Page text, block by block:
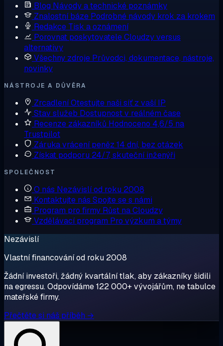
Blog Návody a technické poznámky
Znalostní báze Podrobné návody krok za krokem
Redakce Tisk a oznámení
Porovnat poskytovateleCloudzy versus
alternativy
Všechny zdroje Průvodci, dokumentace, nástroje,
novinky
NÁSTROJE A DŮVĚRA
ZrcadleníOtestujte naši síť z vaší IP
Stav služeb Dostupnost v reálném čase
Recenze zákazníků Hodnoceno 4,6/5 na
Trustpilot
Záruka vrácení peněz 14 dní, bez otázek
Získat podporu 24/7, skuteční inženýři
SPOLEČNOST
O nás Nezávislí od roku 2008
Kontaktujte nás Spojte se s námi
Program pro firmy Růst na Cloudzy
Vzdělávací program Pro výzkum a týmy
Nezávislí
Vlastní financování od roku 2008
Žádní investoři, žádný kvartální tlak, aby zákazníky šidili
na egressu. Odpovídáme 122 000+ vývojářům, ne tabulce
mateřské firmy.
Přečtěte si náš příběh →